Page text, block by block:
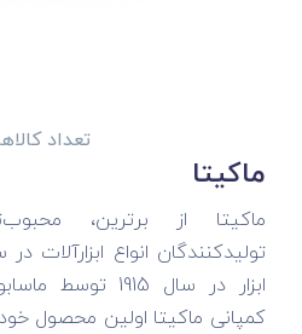
تعداد کالاها
ماکیتا
ماکیتا از برترین،
تولیدکنندگان انواع ابزارآلات
ابزار در سال
کمپانی ماکیتا اولین محصول خود